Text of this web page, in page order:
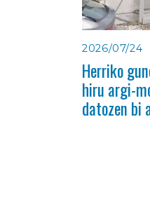
2026/07/24
Herriko
hiru argi-
datozen bi